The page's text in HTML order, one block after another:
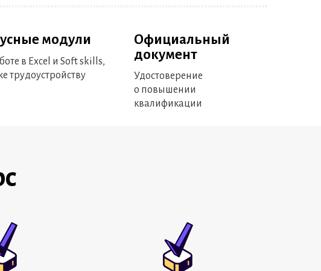
Официальный
документ
Удостоверение
о повышении
квалификации
в Excel и Soft skills,
трудоустройству
модули